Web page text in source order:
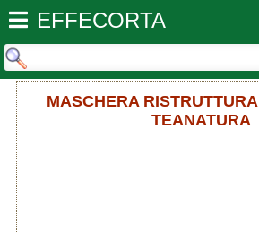
EFFECORTA
MASCHERA
TEANATURA